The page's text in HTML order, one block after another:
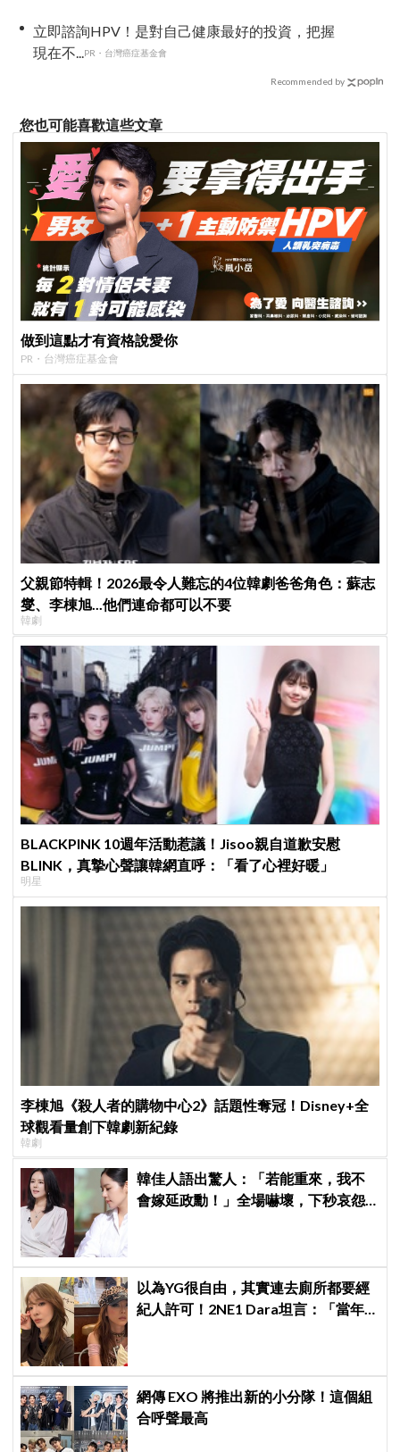
立即諮詢HPV！是對自己健康最好的投資，把握
現在不...PR・台灣癌症基金會
Recommended by
您也可能喜歡這些文章
做到這點才有資格說愛你
PR・台灣癌症基金會
父親節特輯！2026最令人難忘的4位韓劇爸爸角色：蘇志
燮、李棟旭...他們連命都可以不要
韓劇
BLACKPINK 10週年活動惹議！Jisoo親自道歉安慰
BLINK，真摯心聲讓韓網直呼：「看了心裡好暖」
明星
李棟旭《殺人者的購物中心2》話題性奪冠！Disney+全
球觀看量創下韓劇新紀錄
韓劇
韓佳人語出驚人：「若能重來，我不
會嫁延政勳！」全場嚇壞，下秒哀怨
以為YG很自由，其實連去廁所都要經
紀人許可！2NE1 Dara坦言：「當年
網傳 EXO 將推出新的小分隊！這個組
合呼聲最高